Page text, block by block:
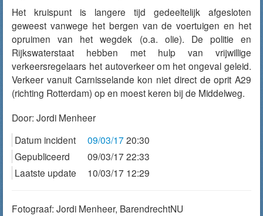
Het kruispunt is langere tijd gedeeltelijk afgesloten
geweest vanwege het bergen van de voertuigen en het
opruimen van het wegdek (o.a. olie). De politie en
Rijkswaterstaat hebben met hulp van vrijwillige
verkeersregelaars het autoverkeer om het ongeval geleid.
Verkeer vanuit Carnisselande kon niet direct de oprit A29
(richting Rotterdam) op en moest keren bij de Middelweg.
Door: Jordi Menheer
Datum incident
09/03/17 20:30
Gepubliceerd
09/03/17 22:33
Laatste update
10/03/17 12:29
Fotograaf: Jordi Menheer, BarendrechtNU